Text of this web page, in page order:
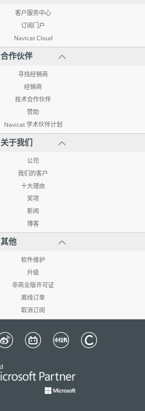
客户服务中心
订阅门户
Navicat Cloud
合作伙伴
寻找经销商
经销商
技术合作伙伴
赞助
Navicat 学术伙伴计划
关于我们
公司
我们的客户
十大理由
奖项
新闻
博客
其他
软件维护
升级
非商业版许可证
离线订单
取消订阅